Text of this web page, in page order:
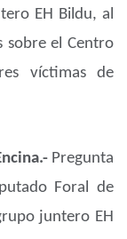
EH Bildu, al
sobre el Centro
víctimas de
Pregunta
Foral de
juntero EH